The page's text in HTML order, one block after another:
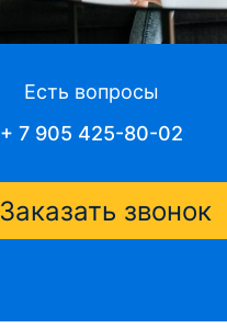
Есть вопросы
+ 7 905 425-80-02
Заказать звонок